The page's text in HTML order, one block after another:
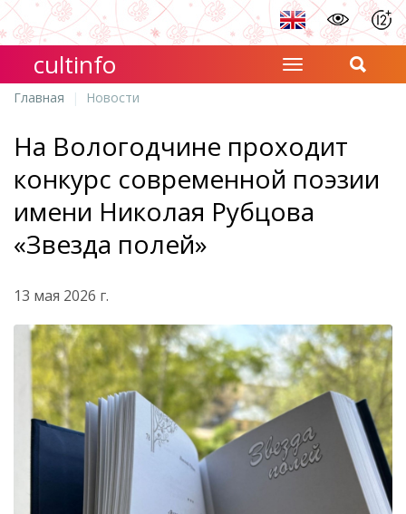
cultinfo
Главная Новости
На Вологодчине проходит
конкурс современной поэзии
имени Николая Рубцова
«Звезда полей»
13 мая 2026 г.